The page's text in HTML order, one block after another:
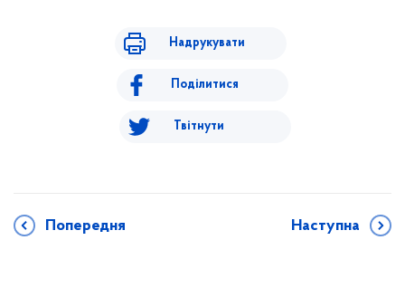
Надрукувати
Поділитися
Твітнути
Попередня Наступна